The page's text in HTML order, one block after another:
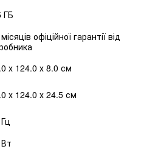
ГБ
офіційної гарантії від
х 124.0 х 8.0 см
х 124.0 х 24.5 см